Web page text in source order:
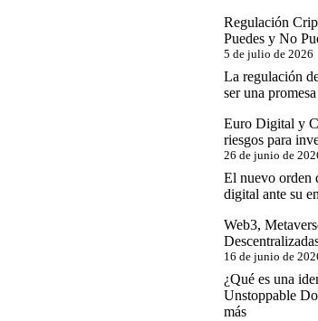
Regulación
Puedes y No
5 de julio de 2026
La regulación
ser una
Euro Digital y
riesgos para
26 de junio de
El nuevo orden
digital ante su
Web3,
16 de junio de
¿Qué es una
Unstoppable
más: